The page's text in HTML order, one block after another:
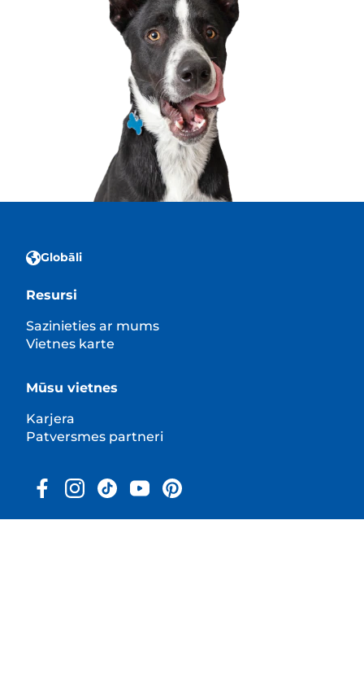
Globāli
Resursi
Sazinieties ar mums
Vietnes karte
Mūsu vietnes
Karjera
Patversmes partneri